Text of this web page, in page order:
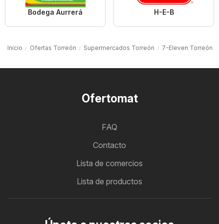
Bodega Aurrerá H-E-B
Inicio Ofertas Torreón Supermercados Torreón 7-Eleven Torreón
Ofertomat
FAQ
Contacto
Lista de comercios
Lista de productos